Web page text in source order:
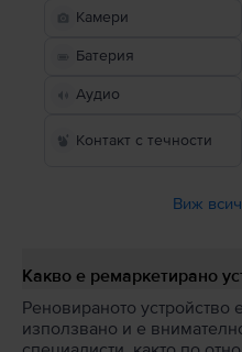
Камери
Батерия
Аудио
Контакт с течности
Виж
Какво е ремаркетирано
Реновираното устройство
използвано и е